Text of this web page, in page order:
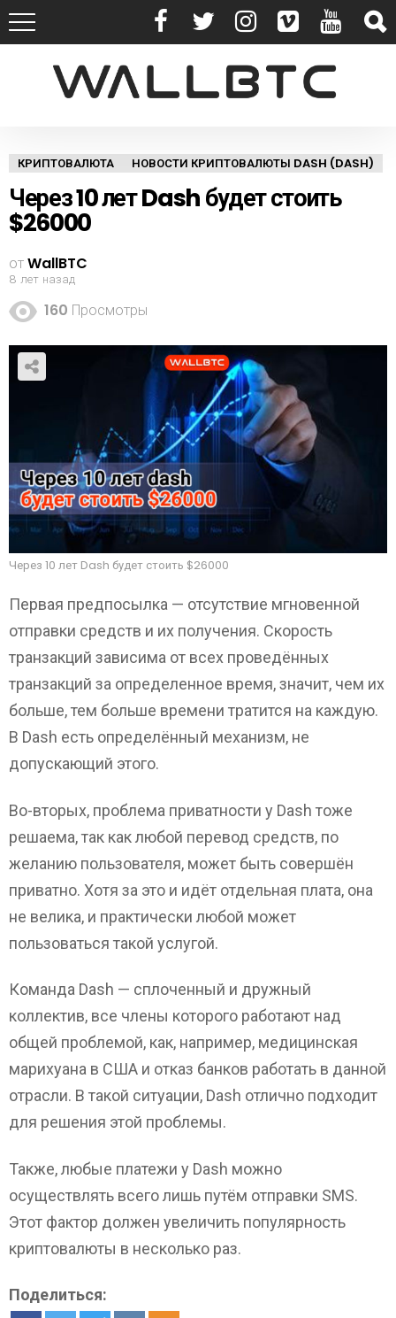
КРИПТОВАЛЮТА НОВОСТИ КРИПТОВАЛЮТЫ DASH (DASH)
Через 10 лет Dash будет стоить
$26000
отWallBTC
8 лет назад
160 Просмотры
Через 10 лет Dash будет стоить $26000
Первая предпосылка — отсутствие мгновенной
отправки средств и их получения. Скорость
транзакций зависима от всех проведённых
транзакций за определенное время, значит, чем их
больше, тем больше времени тратится на каждую.
В Dash есть определённый механизм, не
допускающий этого.
Во-вторых, проблема приватности у Dash тоже
решаема, так как любой перевод средств, по
желанию пользователя, может быть совершён
приватно. Хотя за это и идёт отдельная плата, она
не велика, и практически любой может
пользоваться такой услугой.
Команда Dash — сплоченный и дружный
коллектив, все члены которого работают над
общей проблемой, как, например, медицинская
марихуана в США и отказ банков работать в данной
отрасли. В такой ситуации, Dash отлично подходит
для решения этой проблемы.
Также, любые платежи у Dash можно
осуществлять всего лишь путём отправки SMS.
Этот фактор должен увеличить популярность
криптовалюты в несколько раз.
Поделиться: